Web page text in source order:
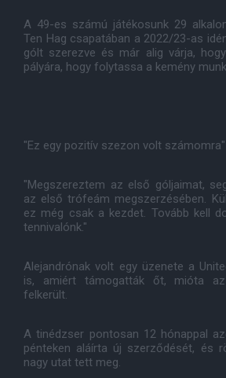
A 49-es számú játékosunk 29
Ten Hag csapatában a 2022/23-as
gólt szerezve és már alig várja,
pályára, hogy folytassa a kemény
"Ez egy pozitív szezon volt
"Megszereztem az első góljaimat,
az első trófeám megszerzésében.
ez még csak a kezdet. Tovább kell
tennivalónk."
Alejandrónak volt egy üzenete a
is, amiért támogatták őt, mióta
felkerült.
A tinédzser pontosan 12 hónappal
pénteken aláírta új szerződését, és
nagy utat tett meg.